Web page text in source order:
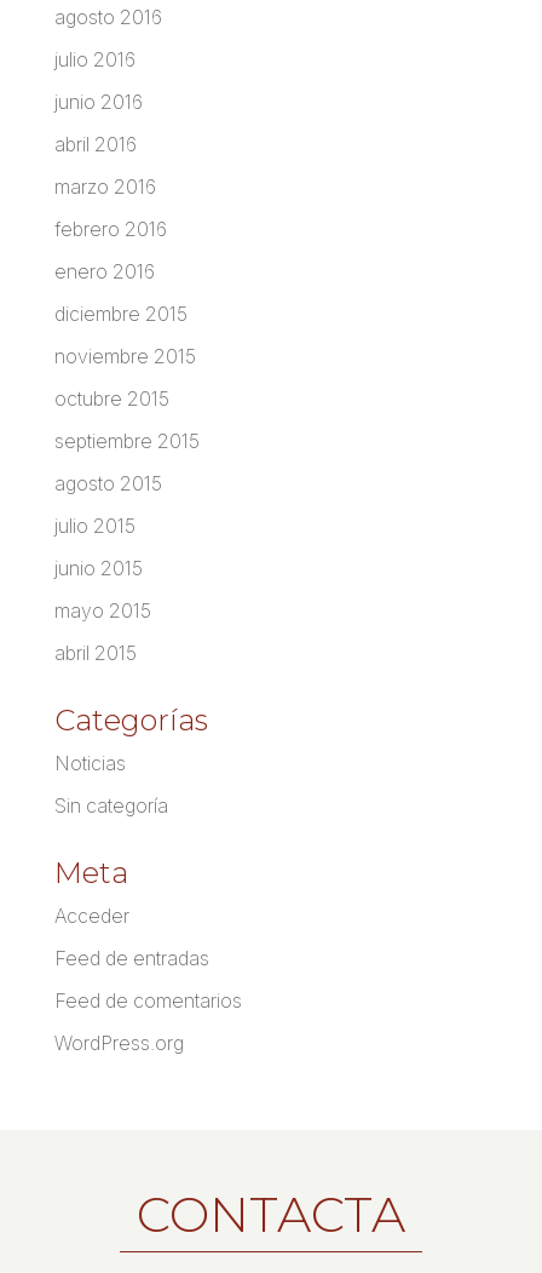
agosto 2016
julio 2016
junio 2016
abril 2016
marzo 2016
febrero 2016
enero 2016
diciembre 2015
noviembre 2015
octubre 2015
septiembre 2015
agosto 2015
julio 2015
junio 2015
mayo 2015
abril 2015
Categorías
Noticias
Sin categoría
Meta
Acceder
Feed de entradas
Feed de comentarios
WordPress.org
CONTACTA